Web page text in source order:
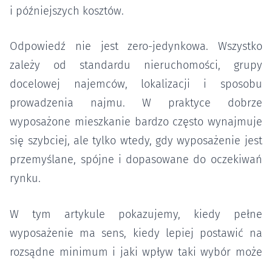
i późniejszych kosztów.
Odpowiedź nie jest zero-jedynkowa. Wszystko
zależy od standardu nieruchomości, grupy
docelowej najemców, lokalizacji i sposobu
prowadzenia najmu. W praktyce dobrze
wyposażone mieszkanie bardzo często wynajmuje
się szybciej, ale tylko wtedy, gdy wyposażenie jest
przemyślane, spójne i dopasowane do oczekiwań
rynku.
W tym artykule pokazujemy, kiedy pełne
wyposażenie ma sens, kiedy lepiej postawić na
rozsądne minimum i jaki wpływ taki wybór może